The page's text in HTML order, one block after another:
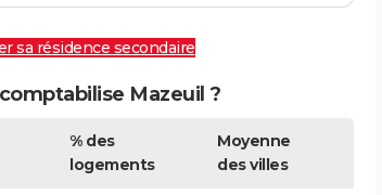
sa résidence secondaire
Mazeuil ?
% des
logements
Moyenne
des villes